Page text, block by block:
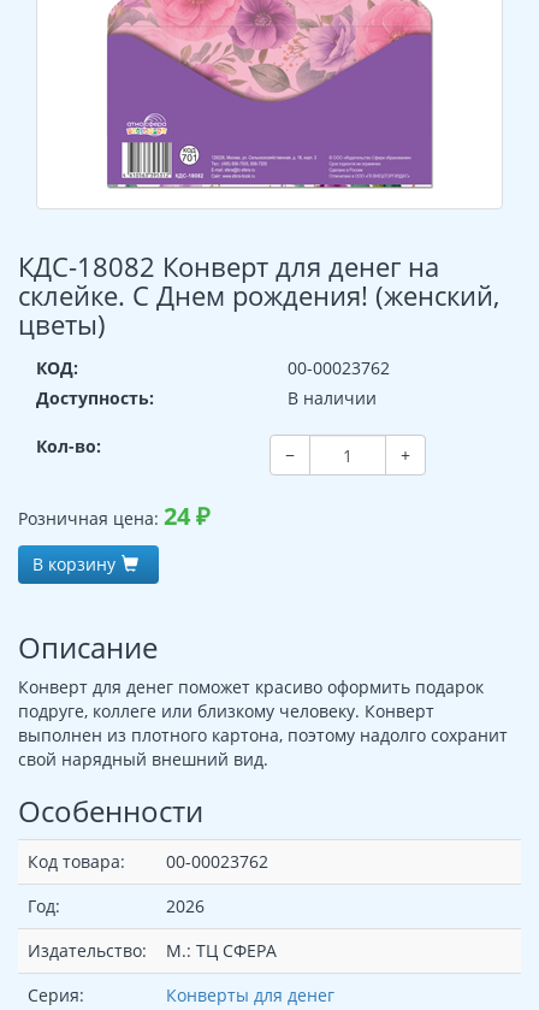
КДС-18082 Конверт для денег на
склейке. С Днем рождения! (женский,
цветы)
КОД:
00-00023762
Доступность:
В наличии
Кол-во: − +
Розничная цена: 24₽
В корзину
Описание
Конверт для денег поможет красиво оформить подарок
подруге, коллеге или близкому человеку. Конверт
выполнен из плотного картона, поэтому надолго сохранит
свой нарядный внешний вид.
Особенности
Код товара:
00-00023762
Год:
2026
Издательство:
М.: ТЦ СФЕРА
Серия:
Конверты для денег